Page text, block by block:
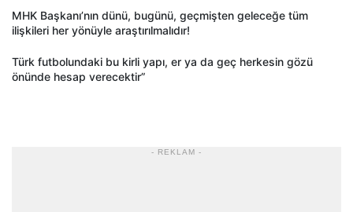
MHK Başkanı’nın dünü, bugünü, geçmişten geleceğe tüm
ilişkileri her yönüyle araştırılmalıdır!
Türk futbolundaki bu kirli yapı, er ya da geç herkesin gözü
önünde hesap verecektir”
- REKLAM -